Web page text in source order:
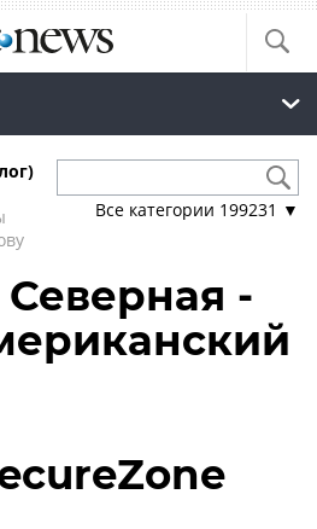
Все категории 199231 ▼
-